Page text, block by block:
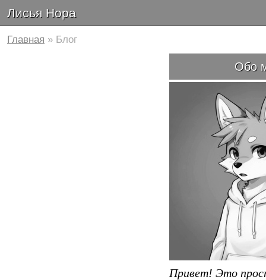
Лисья Нора
Главная » Блог
Обо
Привет! Это